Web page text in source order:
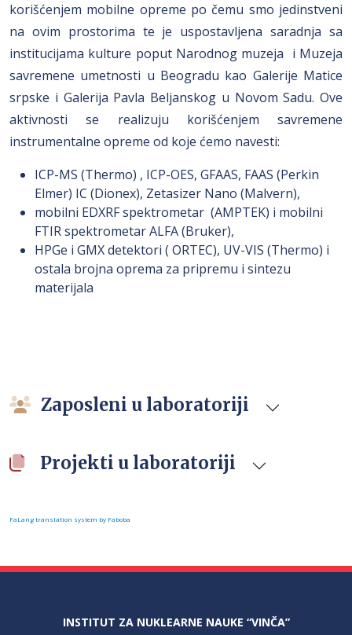
korišćenjem mobilne opreme po čemu smo jedinstveni
na ovim prostorima te je uspostavljena saradnja sa
institucijama kulture poput Narodnog muzeja i Muzeja
savremene umetnosti u Beogradu kao Galerije Matice
srpske i Galerija Pavla Beljanskog u Novom Sadu. Ove
aktivnosti se realizuju korišćenjem savremene
instrumentalne opreme od koje ćemo navesti:
ICP-MS (Thermo) , ICP-OES, GFAAS, FAAS (Perkin
Elmer) IC (Dionex), Zetasizer Nano (Malvern),
mobilni EDXRF spektrometar (AMPTEK) i mobilni
FTIR spektrometar ALFA (Bruker),
HPGe i GMX detektori ( ORTEC), UV-VIS (Thermo) i
ostala brojna oprema za pripremu i sintezu
materijala
Zaposleni u laboratoriji
Projekti u laboratoriji
FaLang translation system by Faboba
INSTITUT ZA NUKLEARNE NAUKE “VINČA”